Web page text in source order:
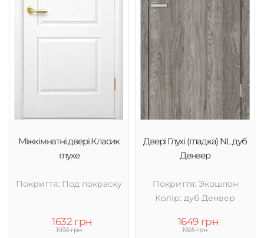
Міжкімнатні двері Класик
глухе
Покриття: Под покраску
1632 грн
1936 грн
Двері Глухі (гладка) NL дуб
Денвер
Покриття: Экошпон
Колір: дуб Денвер
1649 грн
1925 грн